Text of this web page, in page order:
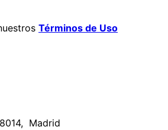
Términos de Uso
Madrid